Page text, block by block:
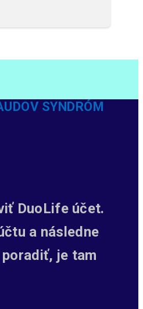
SYNDRÓM
DuoLife účet.
a následne
je tam